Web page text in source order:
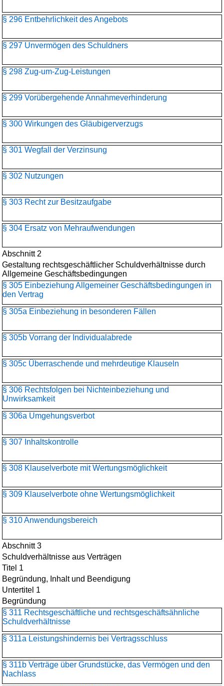
§ 296 Entbehrlichkeit des Angebots
§ 297 Unvermögen des Schuldners
§ 298 Zug-um-Zug-Leistungen
§ 299 Vorübergehende Annahmeverhinderung
§ 300 Wirkungen des Gläubigerverzugs
§ 301 Wegfall der Verzinsung
§ 302 Nutzungen
§ 303 Recht zur Besitzaufgabe
§ 304 Ersatz von Mehraufwendungen
Abschnitt 2
Gestaltung rechtsgeschäftlicher Schuldverhältnisse durch
Allgemeine Geschäftsbedingungen
§ 305 Einbeziehung Allgemeiner Geschäftsbedingungen in
den Vertrag
§ 305a Einbeziehung in besonderen Fällen
§ 305b Vorrang der Individualabrede
§ 305c Überraschende und mehrdeutige Klauseln
§ 306 Rechtsfolgen bei Nichteinbeziehung und
Unwirksamkeit
§ 306a Umgehungsverbot
§ 307 Inhaltskontrolle
§ 308 Klauselverbote mit Wertungsmöglichkeit
§ 309 Klauselverbote ohne Wertungsmöglichkeit
§ 310 Anwendungsbereich
Abschnitt 3
Schuldverhältnisse aus Verträgen
Titel 1
Begründung, Inhalt und Beendigung
Untertitel 1
Begründung
§ 311 Rechtsgeschäftliche und rechtsgeschäftsähnliche
Schuldverhältnisse
§ 311a Leistungshindernis bei Vertragsschluss
§ 311b Verträge über Grundstücke, das Vermögen und den
Nachlass